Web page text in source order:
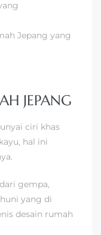
Jepang yang
JEPANG
ciri khas
hal ini
gempa,
yang di
desain rumah